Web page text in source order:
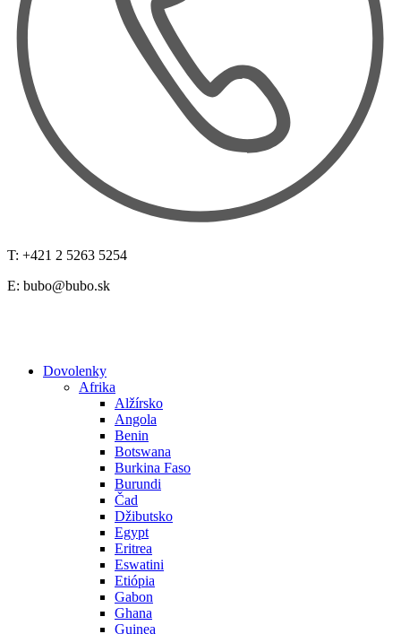
T: +421 2 5263 5254
E: bubo@bubo.sk
Dovolenky
Afrika
Alžírsko
Angola
Benin
Botswana
Burkina Faso
Burundi
Čad
Džibutsko
Egypt
Eritrea
Eswatini
Etiópia
Gabon
Ghana
Guinea